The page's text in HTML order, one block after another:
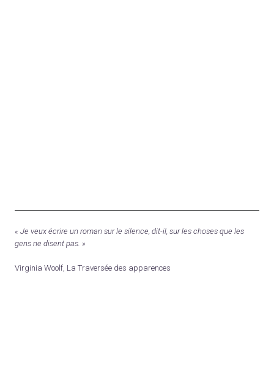
« Je veux écrire un roman sur le silence, dit-il, sur les choses que les
gens ne disent pas. »
Virginia Woolf, La Traversée des apparences